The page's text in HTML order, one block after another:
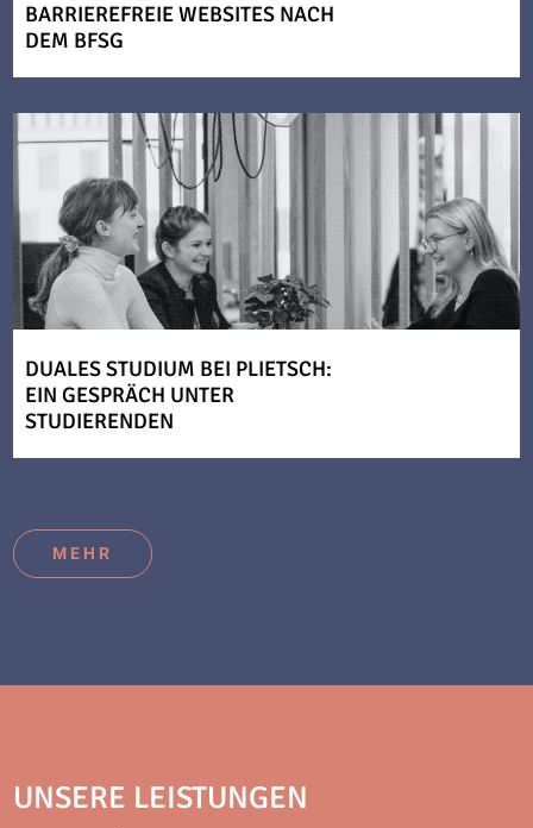
BARRIEREFREIE WEBSITES NACH
DEM BFSG
DUALES STUDIUM BEI PLIETSCH:
EIN GESPRÄCH UNTER
STUDIERENDEN
MEHR
UNSERE LEISTUNGEN